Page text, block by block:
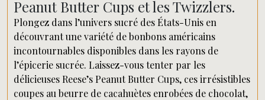
Peanut Butter Cups et les Twizzlers.
Plongez dans l’univers sucré des États-Unis en
découvrant une variété de bonbons américains
incontournables disponibles dans les rayons de
l’épicerie sucrée. Laissez-vous tenter par les
délicieuses Reese’s Peanut Butter Cups, ces irrésistibles
coupes au beurre de cacahuètes enrobées de chocolat,